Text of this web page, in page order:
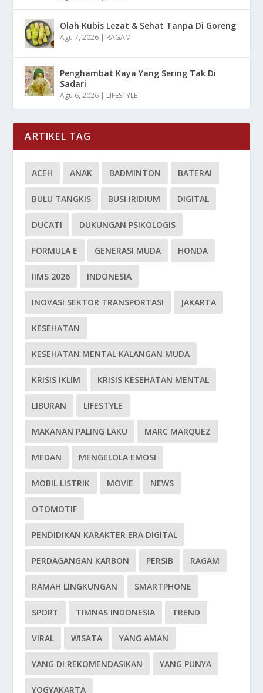
Olah Kubis Lezat & Sehat Tanpa Di Goreng
Agu 7, 2026 | RAGAM
Penghambat Kaya Yang Sering Tak Di
Sadari
Agu 6, 2026 | LIFESTYLE
ARTIKEL TAG
ACEH ANAK BADMINTON BATERAI
BULU TANGKIS BUSI IRIDIUM DIGITAL
DUCATI DUKUNGAN PSIKOLOGIS
FORMULA E GENERASI MUDA HONDA
IIMS 2026 INDONESIA
INOVASI SEKTOR TRANSPORTASI JAKARTA
KESEHATAN
KESEHATAN MENTAL KALANGAN MUDA
KRISIS IKLIM KRISIS KESEHATAN MENTAL
LIBURAN LIFESTYLE
MAKANAN PALING LAKU MARC MARQUEZ
MEDAN MENGELOLA EMOSI
MOBIL LISTRIK MOVIE NEWS
OTOMOTIF
PENDIDIKAN KARAKTER ERA DIGITAL
PERDAGANGAN KARBON PERSIB RAGAM
RAMAH LINGKUNGAN SMARTPHONE
SPORT TIMNAS INDONESIA TREND
VIRAL WISATA YANG AMAN
YANG DI REKOMENDASIKAN YANG PUNYA
YOGYAKARTA